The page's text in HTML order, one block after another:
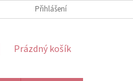
Přihlášení
NÁKUPNÍ
Prázdný košík